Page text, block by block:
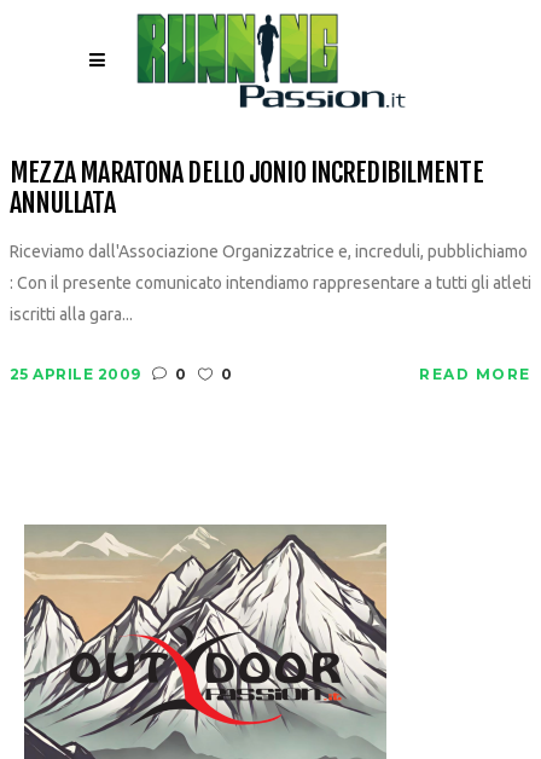
MEZZA MARATONA DELLO JONIO INCREDIBILMENTE
ANNULLATA
Riceviamo dall'Associazione Organizzatrice e, increduli, pubblichiamo
: Con il presente comunicato intendiamo rappresentare a tutti gli atleti
iscritti alla gara...
25 APRILE 2009 0 0 READ MORE